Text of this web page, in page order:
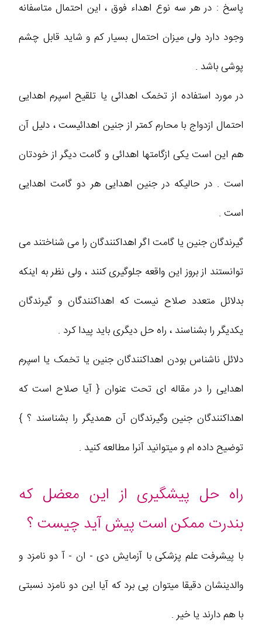
پاسخ : در هر سه نوع اهداء فوق ، این احتمال متاسفانه
وجود دارد ولی میزان احتمال بسیار کم و شاید قابل چشم
پوشی باشد .
در مورد استفاده از تخمک اهدائی یا تلقیح اسپرم اهدایی
احتمال ازدواج با محارم کمتر از جنین اهدائیست ، دلیل آن
هم این است یکی ازگامتها اهدائی و گامت دیگر از خودتان
است . در حالیکه در جنین اهدایی هر دو گامت اهدایی
است .
گیرندگان جنین یا گامت اگر اهداکنندگان را می شناختند می
توانستند از بروز این واقعه جلوگیری کنند ، ولی نظر به اینکه
بدلائل متعدد صلاح نیست که اهداکنندگان و گیرندگان
یکدیگر را بشناسند ، راه حل دیگری باید پیدا کرد .
دلائل ناشناس بودن اهداکنندگان جنین یا تخمک یا اسپرم
اهدایی را در مقاله ای تحت عنوان { آیا صلاح است که
اهداکنندگان جنین وگیرندگان آن همدیگر را بشناسند ؟ }
توضیح داده ام و میتوانید آنرا مطالعه کنید .
راه حل پیشگیری از این معضل که
بندرت ممکن است پیش آید چیست ؟
با پیشرفت علم پزشکی با آزمایش دی - ان - آ دو نامزد و
والدینشان دقیقا میتوان پی برد که آیا این دو نامزد نسبتی
با هم دارند یا خیر .